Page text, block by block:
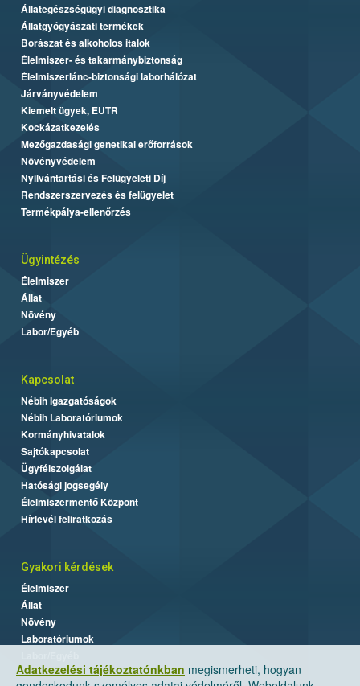
Adatkezelési tájékoztatónkban megismerheti, hogyan
Állategészségügyi diagnosztika
Állatgyógyászati termékek
Borászat és alkoholos italok
Élelmiszer- és takarmánybiztonság
Élelmiszerlánc-biztonsági laborhálózat
Járványvédelem
Kiemelt ügyek, EUTR
Kockázatkezelés
Mezőgazdasági genetikai erőforrások
Növényvédelem
Nyilvántartási és Felügyeleti Díj
Rendszerszervezés és felügyelet
Termékpálya-ellenőrzés
Ügyintézés
Élelmiszer
Állat
Növény
Labor/Egyéb
Kapcsolat
Nébih Igazgatóságok
Nébih Laboratóriumok
Kormányhivatalok
Sajtókapcsolat
Ügyfélszolgálat
Hatósági jogsegély
Élelmiszermentő Központ
Hírlevél feliratkozás
Gyakori kérdések
Élelmiszer
Állat
Növény
Laboratóriumok